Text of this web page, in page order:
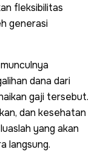
fleksibilitas
generasi
dana dari
gaji tersebut.
dan kesehatan
yang akan
langsung.